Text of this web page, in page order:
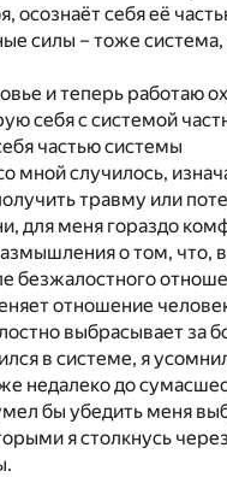
осознаёт себя её
силы – тоже система,
и теперь работаю
себя с системой
частью системы
мной случилось,
травму или
для меня гораздо
о том, что,
безжалостного
отношение
выбрасывает за
в системе, я
недалеко до
бы убедить меня
я столкнусь